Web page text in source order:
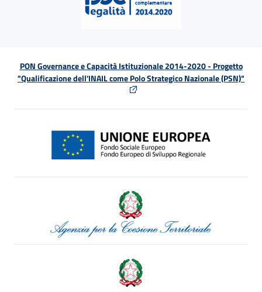
PON Governance e Capacità Istituzionale 2014-2020 - Progetto
"Qualificazione dell'INAIL come Polo Strategico Nazionale (PSN)"